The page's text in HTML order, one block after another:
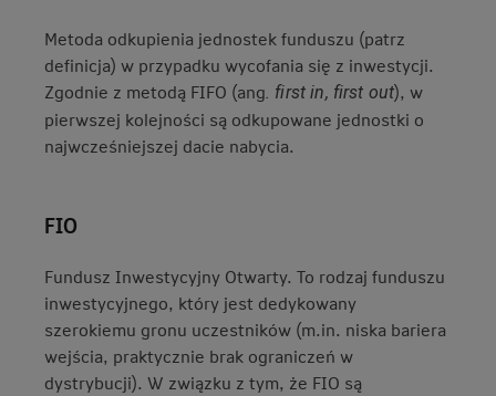
Metoda odkupienia jednostek funduszu (patrz
definicja) w przypadku wycofania się z inwestycji.
Zgodnie z metodą FIFO (ang. first in, first out), w
pierwszej kolejności są odkupowane jednostki o
najwcześniejszej dacie nabycia.
FIO
Fundusz Inwestycyjny Otwarty. To rodzaj funduszu
inwestycyjnego, który jest dedykowany
szerokiemu gronu uczestników (m.in. niska bariera
wejścia, praktycznie brak ograniczeń w
dystrybucji). W związku z tym, że FIO są